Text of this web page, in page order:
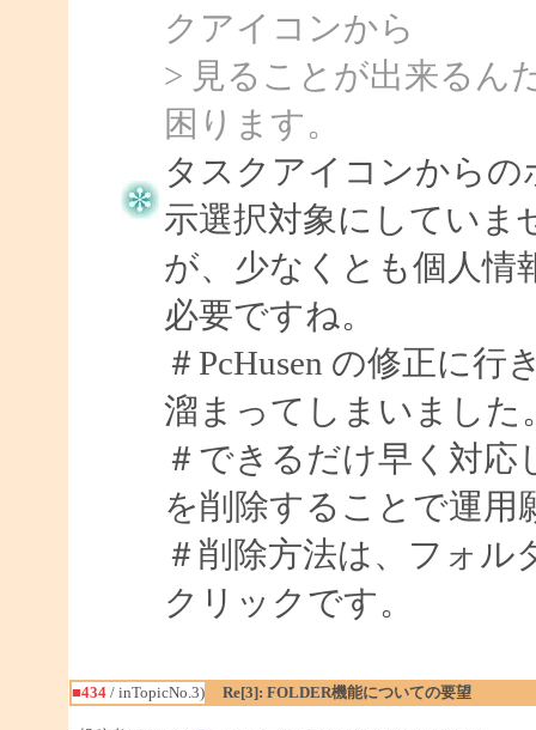
クアイコンから
> 見ることが出来るん
困ります。
タスクアイコンから
示選択対象にしていま
が、少なくとも個人情
必要ですね。
＃PcHusen の修正に
溜まってしまいました
＃できるだけ早く対
を削除することで運用
＃削除方法は、フォ
クリックです。
■434/ inTopicNo.3) Re[3]: FOLDER機能についての要望